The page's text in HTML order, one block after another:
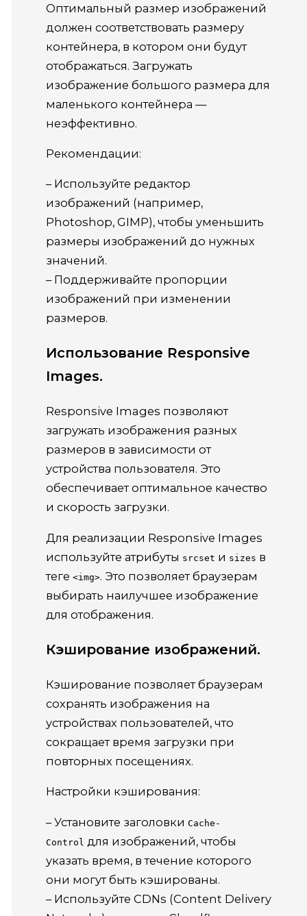
Оптимальный размер изображений
должен соответствовать размеру
контейнера, в котором они будут
отображаться. Загружать
изображение большого размера для
маленького контейнера —
неэффективно.
Рекомендации:
– Используйте редактор
изображений (например,
Photoshop, GIMP), чтобы уменьшить
размеры изображений до нужных
значений.
– Поддерживайте пропорции
изображений при изменении
размеров.
Использование Responsive
Images.
Responsive Images позволяют
загружать изображения разных
размеров в зависимости от
устройства пользователя. Это
обеспечивает оптимальное качество
и скорость загрузки.
Для реализации Responsive Images
используйте атрибуты srcset и sizes в
теге <img>. Это позволяет браузерам
выбирать наилучшее изображение
для отображения.
Кэширование изображений.
Кэширование позволяет браузерам
сохранять изображения на
устройствах пользователей, что
сокращает время загрузки при
повторных посещениях.
Настройки кэширования:
– Установите заголовки Cache-
Control для изображений, чтобы
указать время, в течение которого
они могут быть кэшированы.
– Используйте CDNs (Content Delivery